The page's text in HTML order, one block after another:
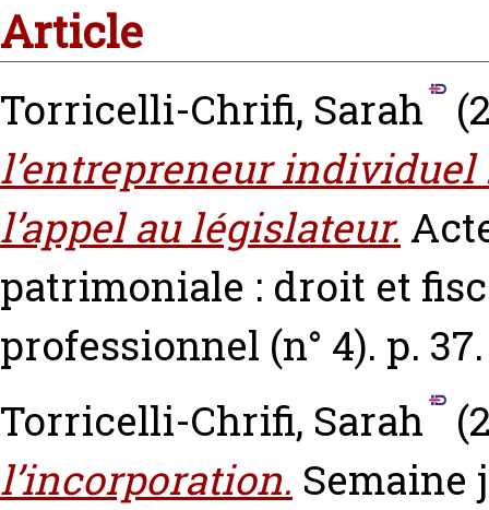
Article
Torricelli-Chrifi, Sarah
l’entrepreneur individuel
l’appel au législateur.
patrimoniale : droit et
professionnel (n° 4). p. 37.
Torricelli-Chrifi, Sarah
l’incorporation. Semaine